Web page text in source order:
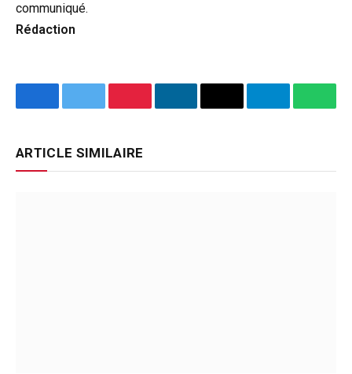
communiqué.
Rédaction
FacebookTwitterPinterestLinkedInEmail Telegram
ARTICLE SIMILAIRE